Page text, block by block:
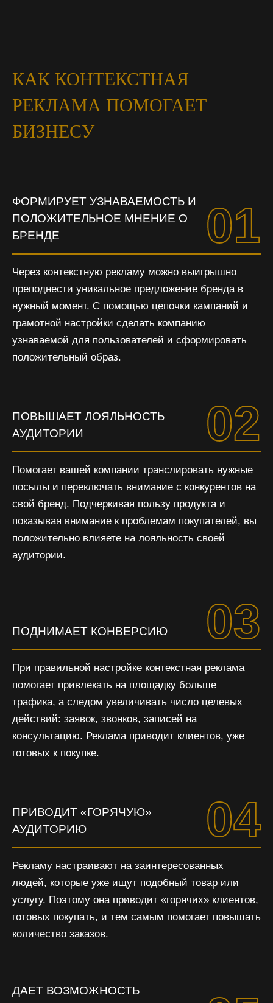
КАК КОНТЕКСТНАЯ
РЕКЛАМА ПОМОГАЕТ
БИЗНЕСУ
ФОРМИРУЕТ УЗНАВАЕМОСТЬ И
ПОЛОЖИТЕЛЬНОЕ МНЕНИЕ О
БРЕНДЕ
01
Через контекстную рекламу можно выигрышно
преподнести уникальное предложение бренда в
нужный момент. С помощью цепочки кампаний и
грамотной настройки сделать компанию
узнаваемой для пользователей и сформировать
положительный образ.
ПОВЫШАЕТ ЛОЯЛЬНОСТЬ
АУДИТОРИИ
02
Помогает вашей компании транслировать нужные
посылы и переключать внимание с конкурентов на
свой бренд. Подчеркивая пользу продукта и
показывая внимание к проблемам покупателей, вы
положительно влияете на лояльность своей
аудитории.
ПОДНИМАЕТ КОНВЕРСИЮ 03
При правильной настройке контекстная реклама
помогает привлекать на площадку больше
трафика, а следом увеличивать число целевых
действий: заявок, звонков, записей на
консультацию. Реклама приводит клиентов, уже
готовых к покупке.
ПРИВОДИТ «ГОРЯЧУЮ»
АУДИТОРИЮ
04
Рекламу настраивают на заинтересованных
людей, которые уже ищут подобный товар или
услугу. Поэтому она приводит «горячих» клиентов,
готовых покупать, и тем самым помогает повышать
количество заказов.
ДАЕТ ВОЗМОЖНОСТЬ